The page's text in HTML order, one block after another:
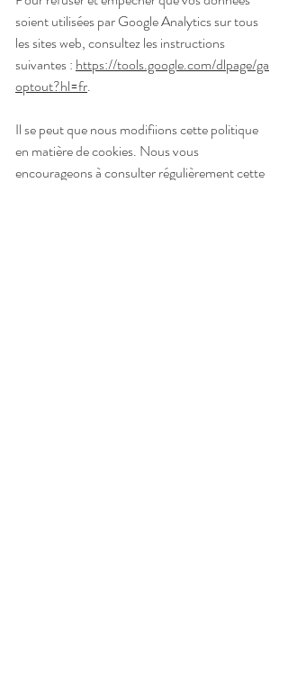
soient utilisées par Google Analytics sur tous
les sites web, consultez les instructions
suivantes : https://tools.google.com/dlpage/ga
optout?hl=fr.
Il se peut que nous modifiions cette politique
en matière de cookies. Nous vous
encourageons à consulter régulièrement cette